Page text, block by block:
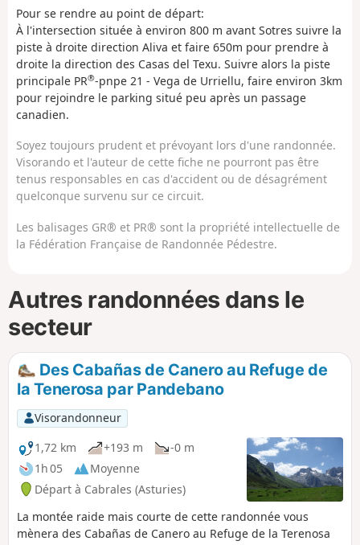
Pour se rendre au point de départ:
À l'intersection située à environ 800 m avant Sotres suivre la
piste à droite direction Aliva et faire 650m pour prendre à
droite la direction des Casas del Texu. Suivre alors la piste
principale PR®-pnpe 21 - Vega de Urriellu, faire environ 3km
pour rejoindre le parking situé peu après un passage
canadien.
Soyez toujours prudent et prévoyant lors d'une randonnée.
Visorando et l'auteur de cette fiche ne pourront pas être
tenus responsables en cas d'accident ou de désagrément
quelconque survenu sur ce circuit.
Les balisages GR® et PR® sont la propriété intellectuelle de
la Fédération Française de Randonnée Pédestre.
Autres randonnées dans le
secteur
Des Cabañas de Canero au Refuge de
la Tenerosa par Pandebano
Visorandonneur
1,72 km
+193 m
-0 m
1h 05
Moyenne
Départ à Cabrales (Asturies)
La montée raide mais courte de cette randonnée vous
mènera des Cabañas de Canero au Refuge de la Terenosa